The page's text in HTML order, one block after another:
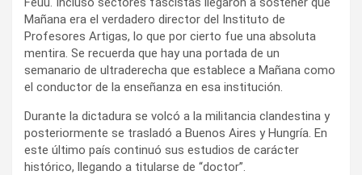
Mañana era el verdadero director del Instituto de
Profesores Artigas, lo que por cierto fue una absoluta
mentira. Se recuerda que hay una portada de un
semanario de ultraderecha que establece a Mañana como
el conductor de la enseñanza en esa institución.
Durante la dictadura se volcó a la militancia clandestina y
posteriormente se trasladó a Buenos Aires y Hungría. En
este último país continuó sus estudios de carácter
histórico, llegando a titularse de “doctor”.